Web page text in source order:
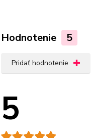
Hodnotenie 5
Pridať hodnotenie
5